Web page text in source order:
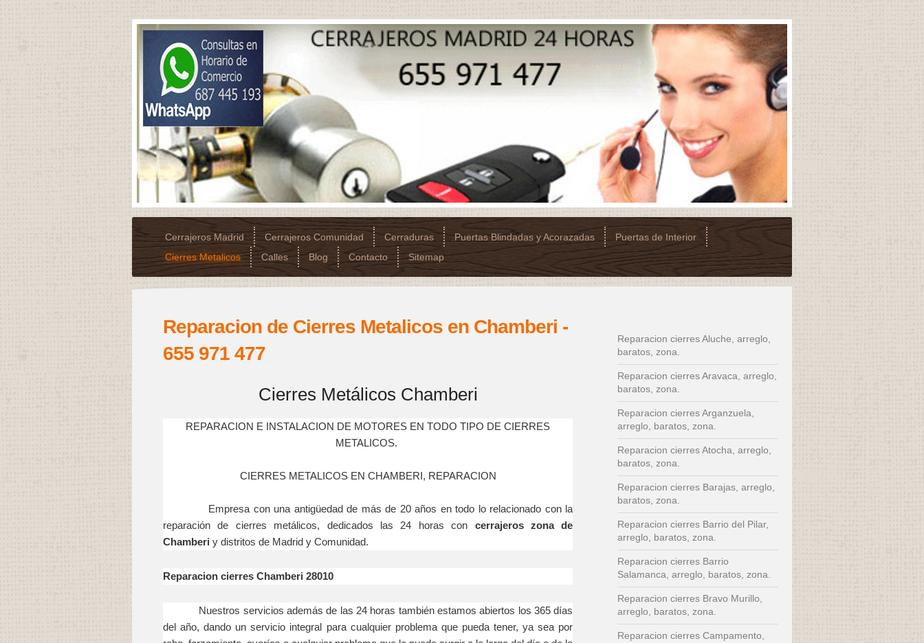
Cerrajeros Madrid Cerrajeros Comunidad Cerraduras Puertas Blindadas y Acorazadas
Puertas de Interior
Cierres Metalicos
Calles Blog Contacto Sitemap
Reparacion de Cierres Metalicos en Chamberi -
655 971 477
Cierres Metálicos Chamberi
REPARACION E INSTALACION DE MOTORES EN TODO TIPO DE CIERRES
METALICOS.
CIERRES METALICOS EN CHAMBERI, REPARACION
Empresa con una antigüedad de más de 20 años en todo lo relacionado con la
reparación de cierres metálicos, dedicados las 24 horas con cerrajeros zona de
Chamberi y distritos de Madrid y Comunidad.
Reparacion cierres Chamberi 28010
Nuestros servicios además de las 24 horas también estamos abiertos los 365 días
del año, dando un servicio integral para cualquier problema que pueda tener, ya sea por
Reparacion cierres Aluche, arreglo,
baratos, zona.
Reparacion cierres Aravaca, arreglo,
baratos, zona.
Reparacion cierres Arganzuela,
arreglo, baratos, zona.
Reparacion cierres Atocha, arreglo,
baratos, zona.
Reparacion cierres Barajas, arreglo,
baratos, zona.
Reparacion cierres Barrio del Pilar,
arreglo, baratos, zona.
Reparacion cierres Barrio
Salamanca, arreglo, baratos, zona.
Reparacion cierres Bravo Murillo,
arreglo, baratos, zona.
Reparacion cierres Campamento,